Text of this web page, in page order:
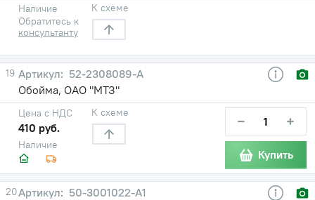
Наличие
Обратитесь к
консультанту
К схеме
19
52-2308089-А
Обойма, ОАО "МТЗ"
Наличие
Цена с НДС
410 руб.
К схеме − +
Купить
20
50-3001022-А1